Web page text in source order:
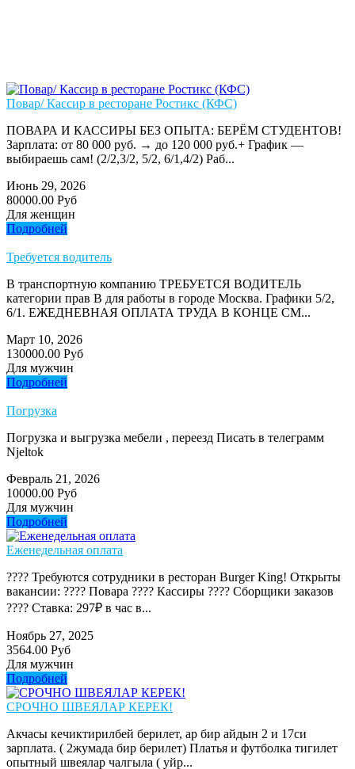
Повар/ Кассир в ресторане Ростикс (КФС)
ПОВАРА И КАССИРЫ БЕЗ ОПЫТА: БЕРЁМ СТУДЕНТОВ!
Зарплата: от 80 000 руб. → до 120 000 руб.+ График —
выбираешь сам! (2/2,3/2, 5/2, 6/1,4/2) Раб...
Июнь 29, 2026
80000.00 Руб
Для женщин
Подробней
Требуется водитель
В транспортную компанию ТРЕБУЕТСЯ ВОДИТЕЛЬ
категории прав В для работы в городе Москва. Графики 5/2,
6/1. ЕЖЕДНЕВНАЯ ОПЛАТА ТРУДА В КОНЦЕ СМ...
Март 10, 2026
130000.00 Руб
Для мужчин
Подробней
Погрузка
Погрузка и выгрузка мебели , переезд Писать в телеграмм
Njeltok
Февраль 21, 2026
10000.00 Руб
Для мужчин
Подробней
Еженедельная оплата
???? Требуются сотрудники в ресторан Burger King! Открыты
вакансии: ???? Повара ???? Кассиры ???? Сборщики заказов
???? Ставка: 297₽ в час в...
Ноябрь 27, 2025
3564.00 Руб
Для мужчин
Подробней
СРОЧНО ШВЕЯЛАР КЕРЕК!
Акчасы кечиктирилбей берилет, ар бир айдын 2 и 17си
зарплата. ( 2жумада бир берилет) Платья и футболка тигилет
опытный швеялар чалгыла ( уйр...